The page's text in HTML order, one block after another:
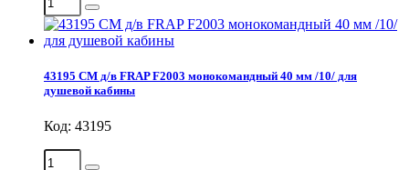
43195 СМ д/в FRAP F2003 монокомандный 40 мм /10/ для
душевой кабины
Код: 43195